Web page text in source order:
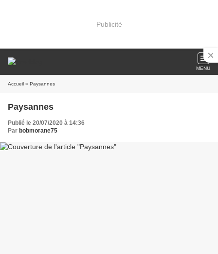
Publicité
MENU
Accueil » Paysannes
Paysannes
Publié le 20/07/2020 à 14:36
Par bobmorane75